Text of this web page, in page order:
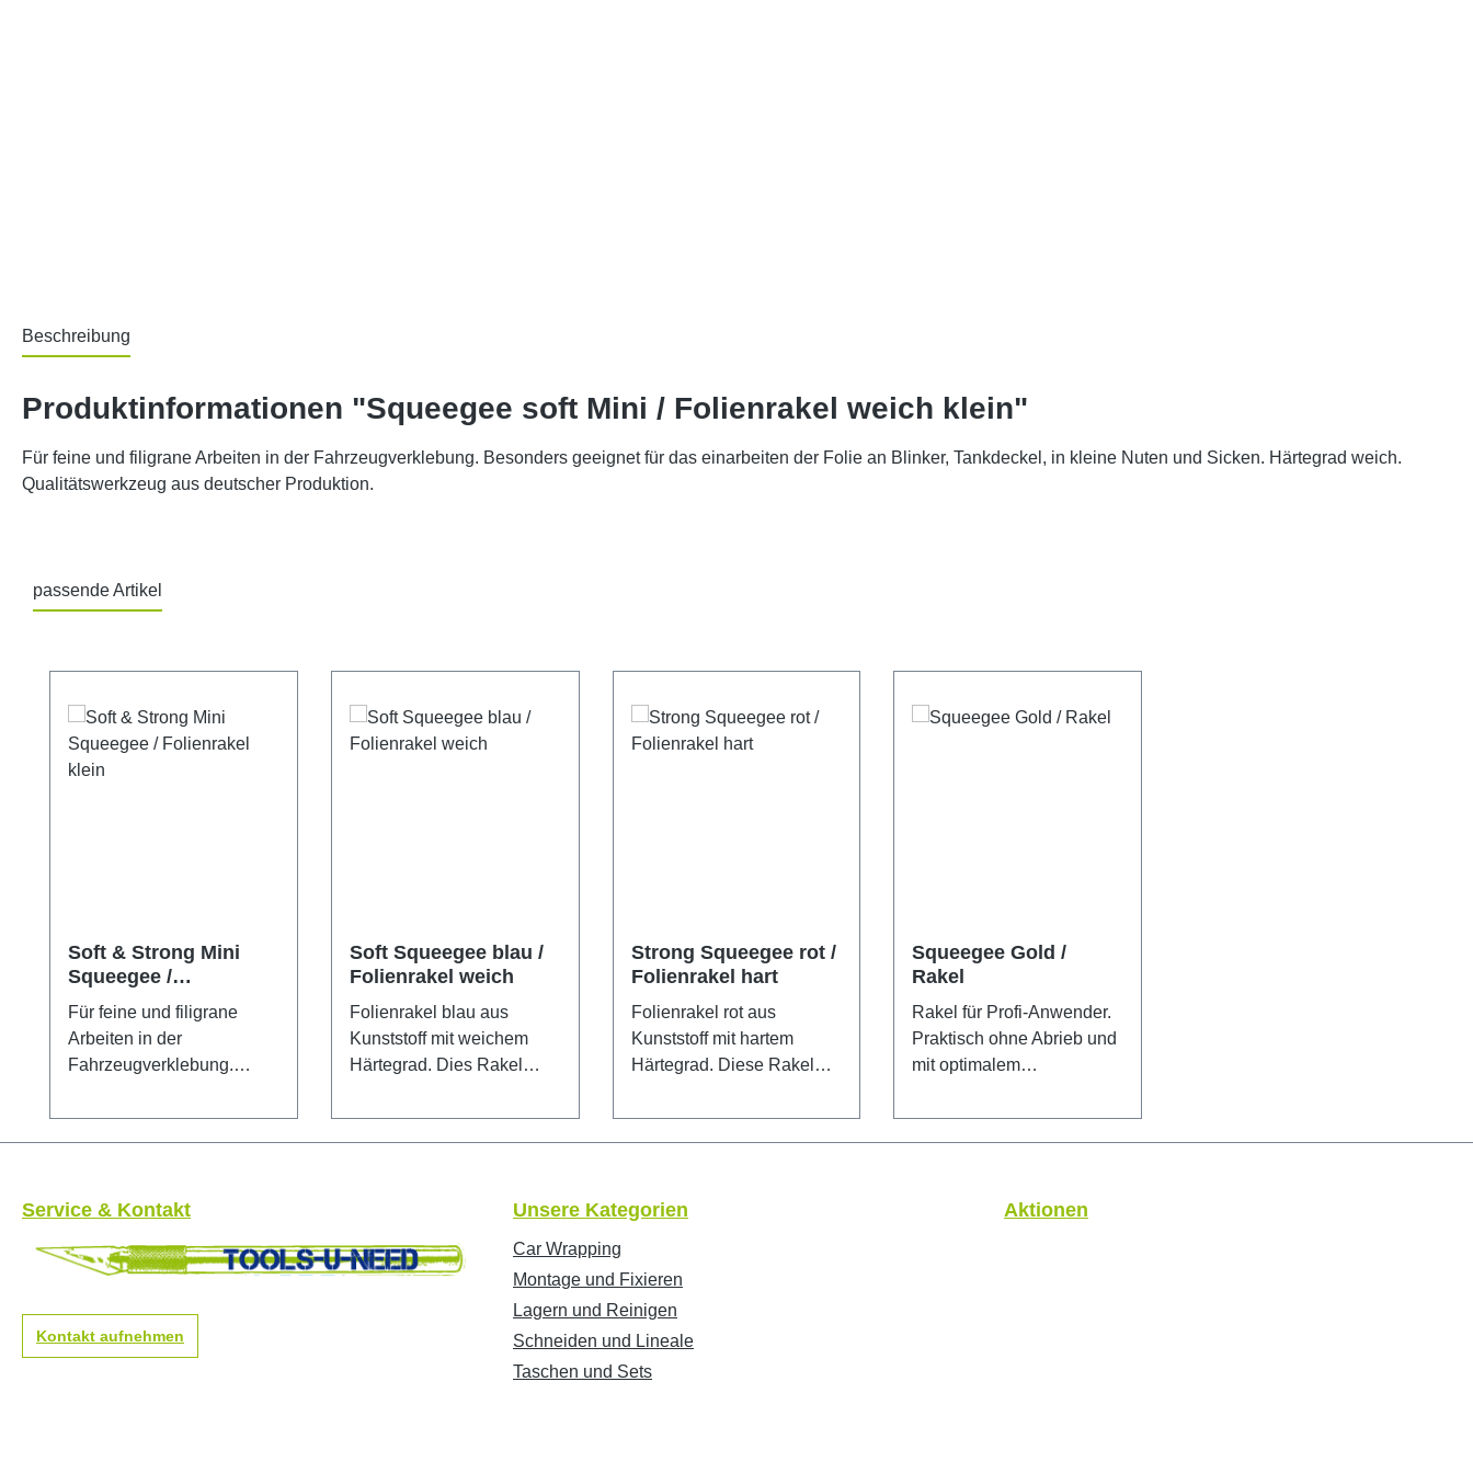
Beschreibung
Produktinformationen "Squeegee soft Mini / Folienrakel weich klein"
Für feine und filigrane Arbeiten in der Fahrzeugverklebung. Besonders geeignet für das einarbeiten der Folie an Blinker, Tankdeckel, in kleine Nuten und Sicken. Härtegrad weich.
Qualitätswerkzeug aus deutscher Produktion.
passende Artikel
Soft & Strong Mini
Squeegee /
Folienrakel klein
Für feine und filigrane
Arbeiten in der
Fahrzeugverklebung.
das einarbeiten der Folie
an Blinker, Tankdeckel, in
erhältlich.
Qualitätswerkzeug aus
deutscher Produktion.
Soft Squeegee blau /
Folienrakel weich
Folienrakel blau aus
Kunststoff mit weichem
Härtegrad. Dies Rakel
eine härtere und weichere
Kante - je nach Bedarf.
Deutschland. Maße:
100x70mm
Strong Squeegee rot /
Folienrakel hart
Folienrakel rot aus
Kunststoff mit hartem
Härtegrad. Diese Rakel
härtere und weichere
Kante - je nach Bedarf.
Shore Spitzenqualität aus
100x70mm
Squeegee Gold /
Rakel
Rakel für Profi-Anwender.
Praktisch ohne Abrieb und
mit optimalem
geeignet für Tönungsfolien
und empfindliche
mittlerem Härtegrad liegt
Service & Kontakt
Kontakt aufnehmen
Unsere Kategorien
Car Wrapping
Montage und Fixieren
Lagern und Reinigen
Schneiden und Lineale
Taschen und Sets
Aktionen